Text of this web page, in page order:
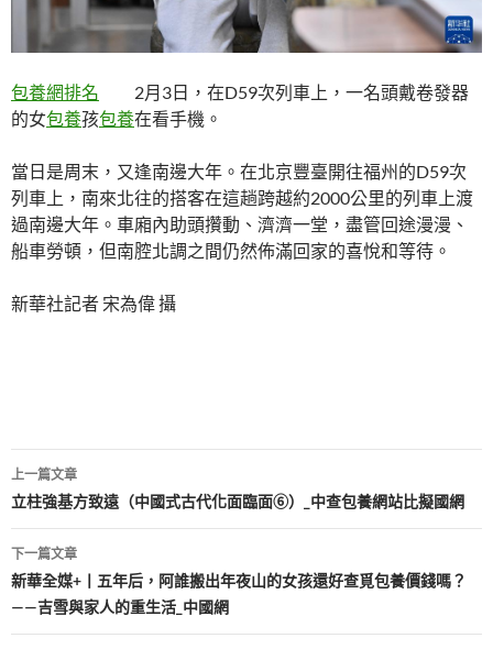
包養網排名 2月3日，在D59次列車上，一名頭戴卷發器
的女包養孩包養在看手機。
當日是周末，又逢南邊大年。在北京豐臺開往福州的D59次
列車上，南來北往的搭客在這趟跨越約2000公里的列車上渡
過南邊大年。車廂內助頭攢動、濟濟一堂，盡管回途漫漫、
船車勞頓，但南腔北調之間仍然佈滿回家的喜悅和等待。
新華社記者 宋為偉 攝
文
章
導
覽
上一篇文章
立柱強基方致遠（中國式古代化面臨面⑥）_中查包養網站比擬國網
下一篇文章
新華全媒+丨五年后，阿誰搬出年夜山的女孩還好查覓包養價錢嗎？
——吉雪與家人的重生活_中國網